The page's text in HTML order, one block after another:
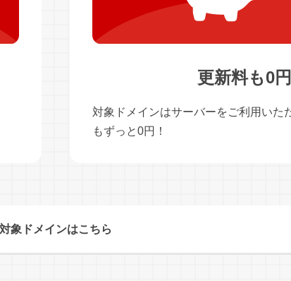
更新料も0円
対象ドメインはサーバーをご利用いた
もずっと0円！
対象ドメインはこちら